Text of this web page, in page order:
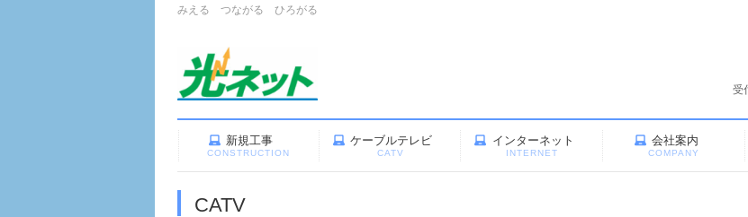
みえる つながる ひろがる
受
新規工事
CONSTRUCTION
ケーブルテレビ
CATV
インターネット
INTERNET
会社案内
COMPANY
CATV